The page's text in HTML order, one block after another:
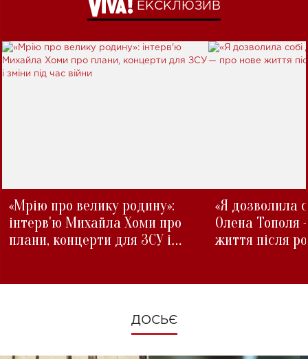
ЕКСКЛЮЗИВ
«Мрію про велику родину»:
інтерв'ю Михайла Хоми про
плани, концерти для ЗСУ і
«Я дозволила
Олена Тополя
життя після
ДОСЬЄ